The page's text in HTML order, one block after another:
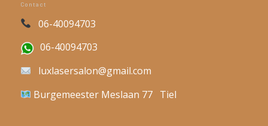
Contact
06-40094703
06-40094703
luxlasersalon@gmail.com
Burgemeester Meslaan 77 Tiel